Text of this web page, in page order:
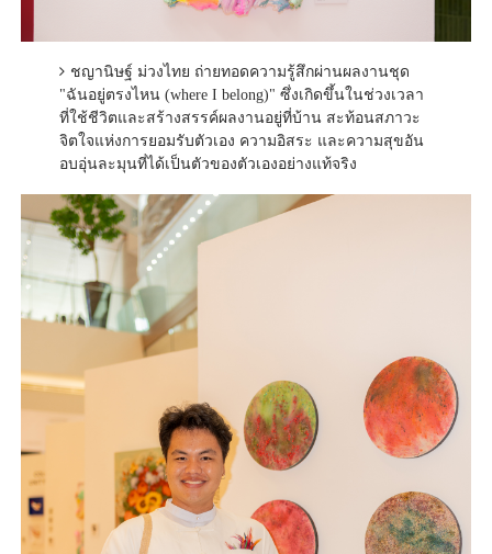
ชญานิษฐ์ ม่วงไทย ถ่ายทอดความรู้สึกผ่านผลงานชุด
"ฉันอยู่ตรงไหน (where I belong)" ซึ่งเกิดขึ้นในช่วงเวลา
ที่ใช้ชีวิตและสร้างสรรค์ผลงานอยู่ที่บ้าน สะท้อนสภาวะ
จิตใจแห่งการยอมรับตัวเอง ความอิสระ และความสุขอัน
อบอุ่นละมุนที่ได้เป็นตัวของตัวเองอย่างแท้จริง